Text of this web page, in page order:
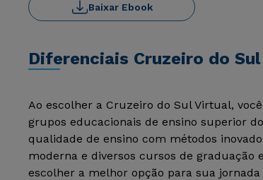
Baixar Ebook
Diferenciais Cruzeiro do Sul
Ao escolher a Cruzeiro do Sul Virtual,
grupos educacionais de ensino superior
qualidade de ensino com métodos
moderna e diversos cursos de graduação
escolher a melhor opção para sua